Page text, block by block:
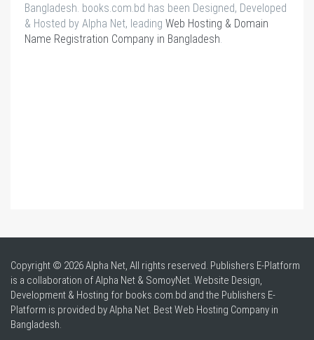
Bangladesh. books.com.bd has been Designed, Developed
& Hosted by Alpha Net, leading Web Hosting & Domain
Name Registration Company in Bangladesh
Copyright © 2026 Alpha Net, All rights reserved. Publishers E-Platform
is a collaboration of Alpha Net & SomoyNet. Website Design,
Development & Hosting for books.com.bd and the Publishers E-
Platform is provided by Alpha Net. BestWeb Hosting Company in
Bangladesh.